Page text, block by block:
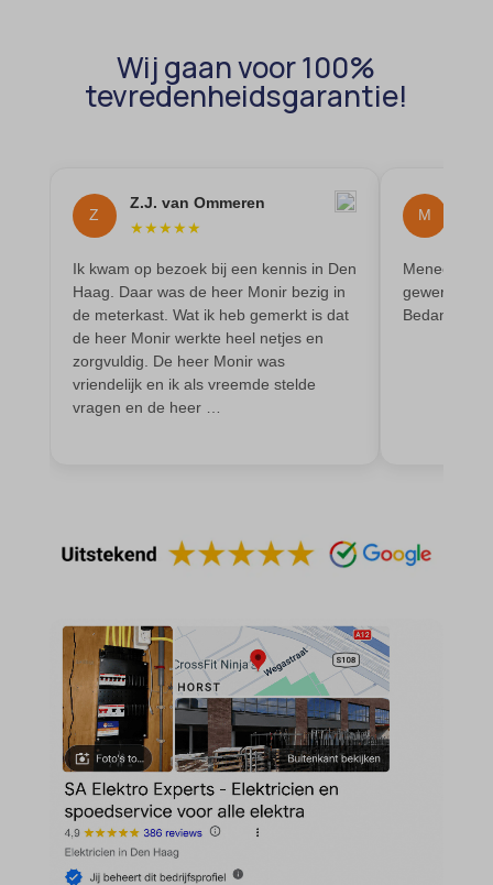
Wij gaan voor 100%
tevredenheidsgarantie!
Z
Z.J. van Ommeren
★★★★★
Ik kwam op bezoek bij een kennis in Den
Haag. Daar was de heer Monir bezig in
de meterkast. Wat ik heb gemerkt is dat
de heer Monir werkte heel netjes en
zorgvuldig. De heer Monir was
vriendelijk en ik als vreemde stelde
vragen en de heer …
M
Meneer
gewerkt en
Bedankt
kconsent
MicrosoftApplicationsTelemetryDeviceId
MicrosoftApplicationsTelemetryFirstLaunchTime
OptanonAlertBoxClosed
popupShow
SameSite